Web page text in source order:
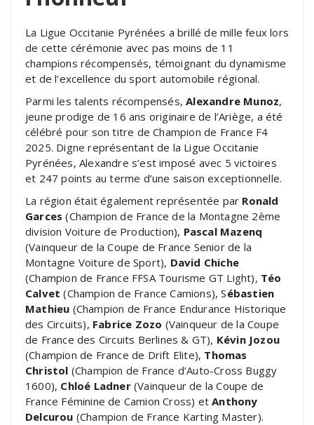
La Ligue Occitanie Pyrénées a brillé de mille feux lors
de cette cérémonie avec pas moins de 11
champions récompensés, témoignant du dynamisme
et de l’excellence du sport automobile régional.
Parmi les talents récompensés,Alexandre Munoz,
jeune prodige de 16 ans originaire de l’Ariège, a été
célébré pour son titre de Champion de France F4
2025. Digne représentant de la Ligue Occitanie
Pyrénées, Alexandre s’est imposé avec 5 victoires
et 247 points au terme d’une saison exceptionnelle.
La région était également représentée par Ronald
Garces (Champion de France de la Montagne 2ème
division Voiture de Production), Pascal Mazenq
(Vainqueur de la Coupe de France Senior de la
Montagne Voiture de Sport), David Chiche
(Champion de France FFSA Tourisme GT Light), Téo
Calvet (Champion de France Camions), Sébastien
Mathieu (Champion de France Endurance Historique
des Circuits), Fabrice Zozo (Vainqueur de la Coupe
de France des Circuits Berlines & GT), Kévin Jozou
(Champion de France de Drift Elite), Thomas
Christol (Champion de France d’Auto-Cross Buggy
1600), Chloé Ladner(Vainqueur de la Coupe de
France Féminine de Camion Cross) etAnthony
Delcurou (Champion de France Karting Master).